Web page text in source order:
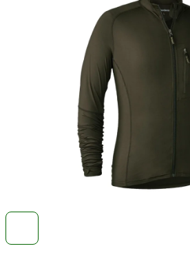
hviezdičiek.